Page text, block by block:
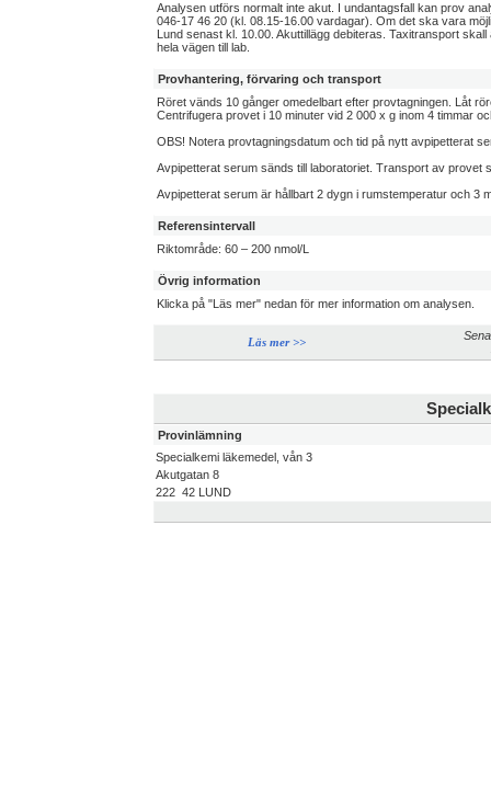
Analysen utförs normalt inte akut. I undantagsfall kan prov
046-17 46 20 (kl. 08.15-16.00 vardagar). Om det ska vara
Lund senast kl. 10.00. Akuttillägg debiteras. Taxitransport
hela vägen till lab.
Provhantering, förvaring och transport
Röret vänds 10 gånger omedelbart efter provtagningen. Låt
Centrifugera provet i 10 minuter vid 2 000 x g inom 4 timmar
OBS! Notera provtagningsdatum och tid på nytt avpipetterat
Avpipetterat serum sänds till laboratoriet. Transport av provet
Avpipetterat serum är hållbart 2 dygn i rumstemperatur och 3
Referensintervall
Riktområde: 60 – 200 nmol/L
Övrig information
Klicka på "Läs mer" nedan för mer information om analysen.
Läs mer >>
Provinlämning
Specialkemi läkemedel, vån 3
Akutgatan 8
222 42 LUND